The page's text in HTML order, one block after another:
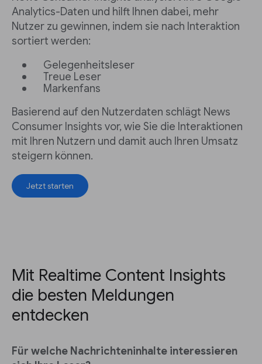
Analytics-Daten und hilft Ihnen dabei, mehr
Nutzer zu gewinnen, indem sie nach Interaktion
sortiert werden:
Gelegenheitsleser
Treue Leser
Markenfans
Basierend auf den Nutzerdaten schlägt News
Consumer Insights vor, wie Sie die Interaktionen
mit Ihren Nutzern und damit auch Ihren Umsatz
steigern können.
Jetzt starten
Mit Realtime Content Insights
die besten Meldungen
entdecken
Für welche Nachrichteninhalte interessieren